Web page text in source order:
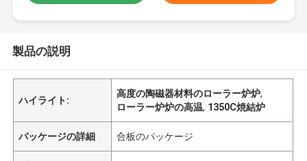
製品の説明
ハイライト:
高度の陶磁器材料のローラー炉炉,
ローラー炉炉の高温, 1350C焼結炉
パッケージの詳細 合板のパッケージ